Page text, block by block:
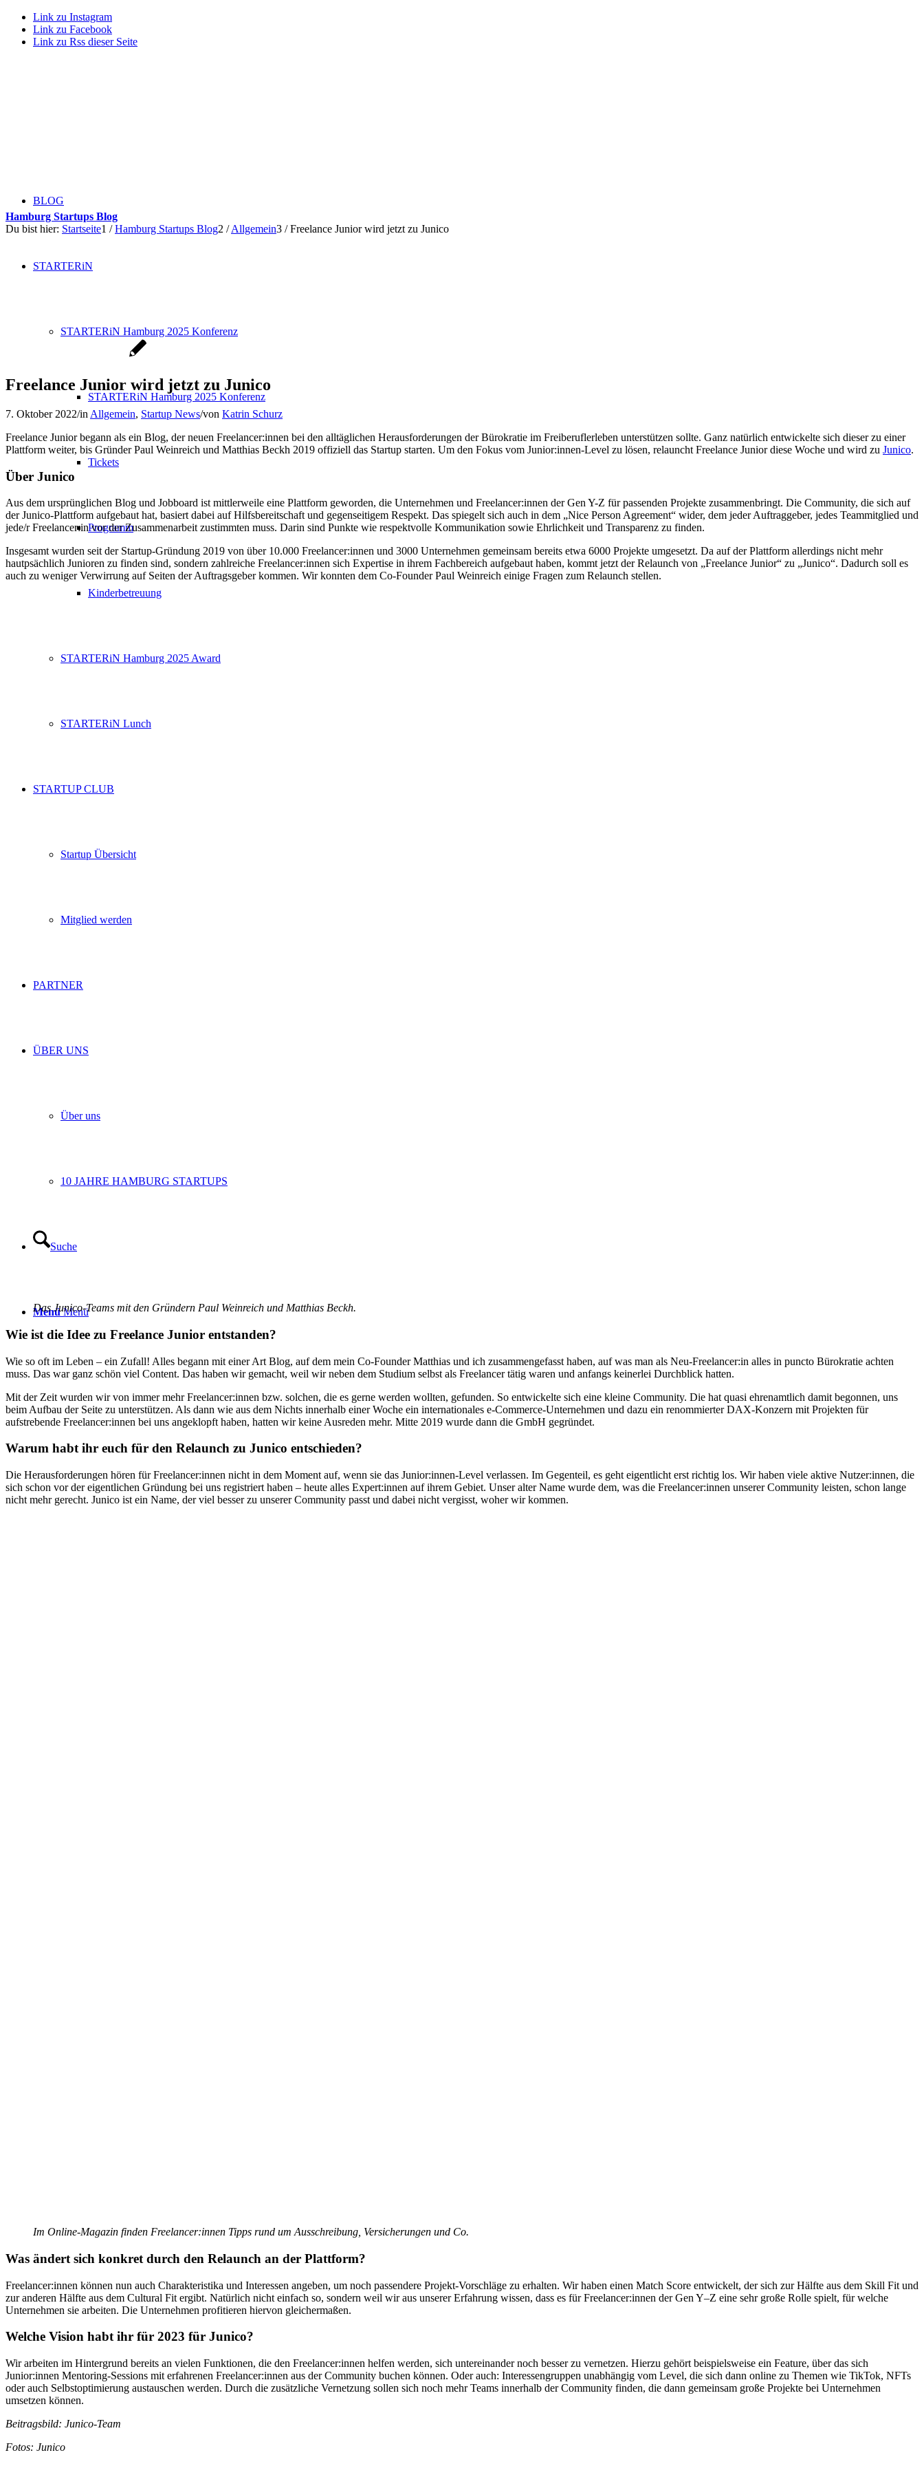
Link zu Instagram
Link zu Facebook
Link zu Rss dieser Seite
BLOG
STARTERiN
STARTERiN Hamburg 2025 Konferenz
STARTERiN Hamburg 2025 Konferenz
Tickets
Programm
Kinderbetreuung
STARTERiN Hamburg 2025 Award
STARTERiN Lunch
STARTUP CLUB
Startup Übersicht
Mitglied werden
PARTNER
ÜBER UNS
Über uns
10 JAHRE HAMBURG STARTUPS
Suche
Menü Menü
Hamburg Startups Blog
Du bist hier: Startseite1 / Hamburg Startups Blog2 / Allgemein3 / Freelance Junior wird jetzt zu Junico
Freelance Junior wird jetzt zu Junico
7. Oktober 2022/in Allgemein, Startup News/von Katrin Schurz
Freelance Junior begann als ein Blog, der neuen Freelancer:innen bei den alltäglichen Herausforderungen der Bürokratie im Freiberuflerleben unterstützen sollte. Ganz natürlich entwickelte sich dieser zu einer
Plattform weiter, bis Gründer Paul Weinreich und Matthias Beckh 2019 offiziell das Startup starten. Um den Fokus vom Junior:innen-Level zu lösen, relauncht Freelance Junior diese Woche und wird zu Junico.
Über Junico
Aus dem ursprünglichen Blog und Jobboard ist mittlerweile eine Plattform geworden, die Unternehmen und Freelancer:innen der Gen Y-Z für passenden Projekte zusammenbringt. Die Community, die sich auf
der Junico-Plattform aufgebaut hat, basiert dabei auf Hilfsbereitschaft und gegenseitigem Respekt. Das spiegelt sich auch in dem „Nice Person Agreement“ wider, dem jeder Auftraggeber, jedes Teammitglied und
jede/r Freelancer:in vor der Zusammenarbeit zustimmten muss. Darin sind Punkte wie respektvolle Kommunikation sowie Ehrlichkeit und Transparenz zu finden.
Insgesamt wurden seit der Startup-Gründung 2019 von über 10.000 Freelancer:innen und 3000 Unternehmen gemeinsam bereits etwa 6000 Projekte umgesetzt. Da auf der Plattform allerdings nicht mehr
hautpsächlich Junioren zu finden sind, sondern zahlreiche Freelancer:innen sich Expertise in ihrem Fachbereich aufgebaut haben, kommt jetzt der Relaunch von „Freelance Junior“ zu „Junico“. Dadurch soll es
auch zu weniger Verwirrung auf Seiten der Auftragsgeber kommen. Wir konnten dem Co-Founder Paul Weinreich einige Fragen zum Relaunch stellen.
Das Junico-Teams mit den Gründern Paul Weinreich und Matthias Beckh.
Wie ist die Idee zu Freelance Junior entstanden?
Wie so oft im Leben – ein Zufall! Alles begann mit einer Art Blog, auf dem mein Co-Founder Matthias und ich zusammengefasst haben, auf was man als Neu-Freelancer:in alles in puncto Bürokratie achten
muss. Das war ganz schön viel Content. Das haben wir gemacht, weil wir neben dem Studium selbst als Freelancer tätig waren und anfangs keinerlei Durchblick hatten.
Mit der Zeit wurden wir von immer mehr Freelancer:innen bzw. solchen, die es gerne werden wollten, gefunden. So entwickelte sich eine kleine Community. Die hat quasi ehrenamtlich damit begonnen, uns
beim Aufbau der Seite zu unterstützen. Als dann wie aus dem Nichts innerhalb einer Woche ein internationales e-Commerce-Unternehmen und dazu ein renommierter DAX-Konzern mit Projekten für
aufstrebende Freelancer:innen bei uns angeklopft haben, hatten wir keine Ausreden mehr. Mitte 2019 wurde dann die GmbH gegründet.
Warum habt ihr euch für den Relaunch zu Junico entschieden?
Die Herausforderungen hören für Freelancer:innen nicht in dem Moment auf, wenn sie das Junior:innen-Level verlassen. Im Gegenteil, es geht eigentlicht erst richtig los. Wir haben viele aktive Nutzer:innen, die
sich schon vor der eigentlichen Gründung bei uns registriert haben – heute alles Expert:innen auf ihrem Gebiet. Unser alter Name wurde dem, was die Freelancer:innen unserer Community leisten, schon lange
nicht mehr gerecht. Junico ist ein Name, der viel besser zu unserer Community passt und dabei nicht vergisst, woher wir kommen.
Im Online-Magazin finden Freelancer:innen Tipps rund um Ausschreibung, Versicherungen und Co.
Was ändert sich konkret durch den Relaunch an der Plattform?
Freelancer:innen können nun auch Charakteristika und Interessen angeben, um noch passendere Projekt-Vorschläge zu erhalten. Wir haben einen Match Score entwickelt, der sich zur Hälfte aus dem Skill Fit und
zur anderen Hälfte aus dem Cultural Fit ergibt. Natürlich nicht einfach so, sondern weil wir aus unserer Erfahrung wissen, dass es für Freelancer:innen der Gen Y–Z eine sehr große Rolle spielt, für welche
Unternehmen sie arbeiten. Die Unternehmen profitieren hiervon gleichermaßen.
Welche Vision habt ihr für 2023 für Junico?
Wir arbeiten im Hintergrund bereits an vielen Funktionen, die den Freelancer:innen helfen werden, sich untereinander noch besser zu vernetzen. Hierzu gehört beispielsweise ein Feature, über das sich
Junior:innen Mentoring-Sessions mit erfahrenen Freelancer:innen aus der Community buchen können. Oder auch: Interessengruppen unabhängig vom Level, die sich dann online zu Themen wie TikTok, NFTs
oder auch Selbstoptimierung austauschen werden. Durch die zusätzliche Vernetzung sollen sich noch mehr Teams innerhalb der Community finden, die dann gemeinsam große Projekte bei Unternehmen
umsetzen können.
Beitragsbild: Junico-Team
Fotos: Junico